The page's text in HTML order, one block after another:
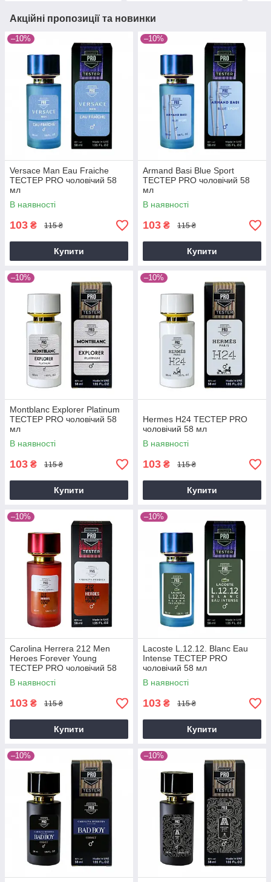
Акційні пропозиції та новинки
–10%
Versace Man Eau Fraiche
ТЕСТЕР PRO чоловічий 58
мл
В наявності
103 ₴ 115 ₴
Купити
–10%
Armand Basi Blue Sport
ТЕСТЕР PRO чоловічий 58
мл
В наявності
103 ₴ 115 ₴
Купити
–10%
Montblanc Explorer Platinum
ТЕСТЕР PRO чоловічий 58
мл
В наявності
103 ₴ 115 ₴
Купити
–10%
Hermes H24 ТЕСТЕР PRO
чоловічий 58 мл
В наявності
103 ₴ 115 ₴
Купити
–10%
Carolina Herrera 212 Men
Heroes Forever Young
ТЕСТЕР PRO чоловічий 58
мл
В наявності
103 ₴ 115 ₴
Купити
–10%
Lacoste L.12.12. Blanc Eau
Intense ТЕСТЕР PRO
чоловічий 58 мл
В наявності
103 ₴ 115 ₴
Купити
–10% –10%